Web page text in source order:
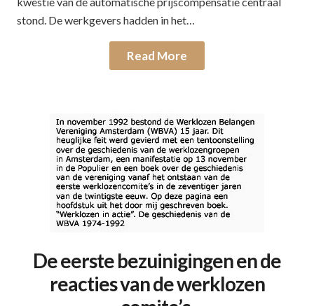
stond. De werkgevers hadden in het…
Read More
De eerste bezuinigingen en de
reacties van de werklozen